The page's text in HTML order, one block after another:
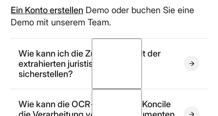
Ein Konto erstellen Demo oder buchen Sie eine
Demo mit unserem Team.
Wie kann ich die Zuverlässigkeit der
extrahierten juristischen Daten
sicherstellen?
Bewertungssystem, das die Zuverlässigkeit der
Wie kann die OCR-Lösung von Koncile